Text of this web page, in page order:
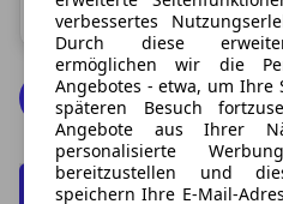
Kombinierte CO2-Emission:
Opel Grandland
verbessertes
Durch diese
ermöglichen wir die
Angebotes - etwa, um Ihre
späteren Besuch
Angebote aus Ihrer
personalisierte
bereitzustellen und
speichern Ihre E-Mail-